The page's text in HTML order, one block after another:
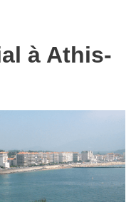
à Athis-